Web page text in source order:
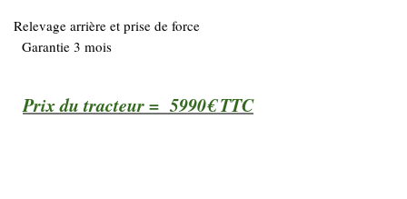
Relevage arrière et prise de force
Garantie 3 mois
Prix du tracteur = 5990€ TTC